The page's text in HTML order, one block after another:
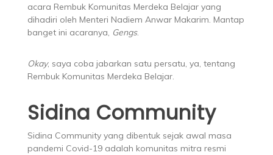
acara Rembuk Komunitas Merdeka Belajar yang
dihadiri oleh Menteri Nadiem Anwar Makarim. Mantap
banget ini acaranya, Gengs.
Okay, saya coba jabarkan satu persatu, ya, tentang
Rembuk Komunitas Merdeka Belajar.
Sidina Community
Sidina Community yang dibentuk sejak awal masa
pandemi Covid-19 adalah komunitas mitra resmi